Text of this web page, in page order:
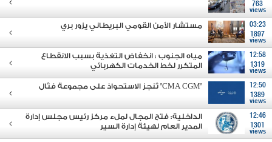
763
views
03:23
1897
views
مستشار الأمن القومي البريطاني يزور بري
12:58
1319
views
مياه الجنوب : انخفاض التغذية بسبب الانقطاع
المتكرر لخط الخدمات الكهربائي
12:50
1389
views
"CMA CGM" تُنجز الاستحواذ على مجموعة فتّال
12:46
1301
views
الداخلية: فتح المجال لملء مركز رئيس مجلس إدارة
المدير العام لهيئة إدارة السير